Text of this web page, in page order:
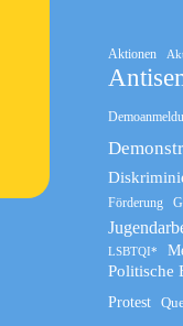
Aktionen
Förderung
LSBTQI*
Politische
Protest